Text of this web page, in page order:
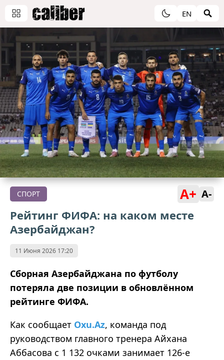
EN
СПОРТ A+ A-
Рейтинг ФИФА: на каком месте
Азербайджан?
11 Июня 2026 17:20
Сборная Азербайджана по футболу
потеряла две позиции в обновлённом
рейтинге ФИФА.
Как сообщает Oxu.Az, команда под
руководством главного тренера Айхана
Аббасова с 1 132 очками занимает 126-е